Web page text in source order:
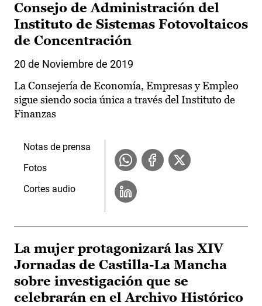
Consejo de Administración del
Instituto de Sistemas Fotovoltaicos
de Concentración
20 de Noviembre de 2019
La Consejería de Economía, Empresas y Empleo
sigue siendo socia única a través del Instituto de
Finanzas
Notas de prensa
Fotos
Cortes audio
La mujer protagonizará las XIV
Jornadas de Castilla-La Mancha
sobre investigación que se
celebrarán en el Archivo Histórico